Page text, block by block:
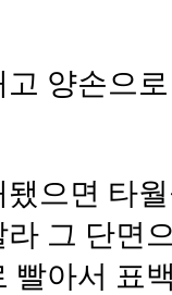
양손으
으면 타
그 단면
빨아서 표